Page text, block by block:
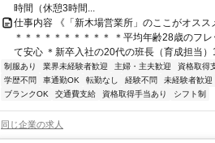
時間（休憩3時間...
仕事内容 《「新木場営業所」のここがオスス
＊＊＊＊＊＊＊＊＊＊ ＊平均年齢28歳のフ
て安心 ＊新卒入社の20代の班長（育成担当）
制服あり 業界未経験者歓迎 主婦・主夫歓迎 資格取得
学歴不問
車通勤OK 転勤なし 経験不問 未経験者歓迎
ブランクOK
交通費支給 資格取得手当あり シフト制
同じ企業の求人